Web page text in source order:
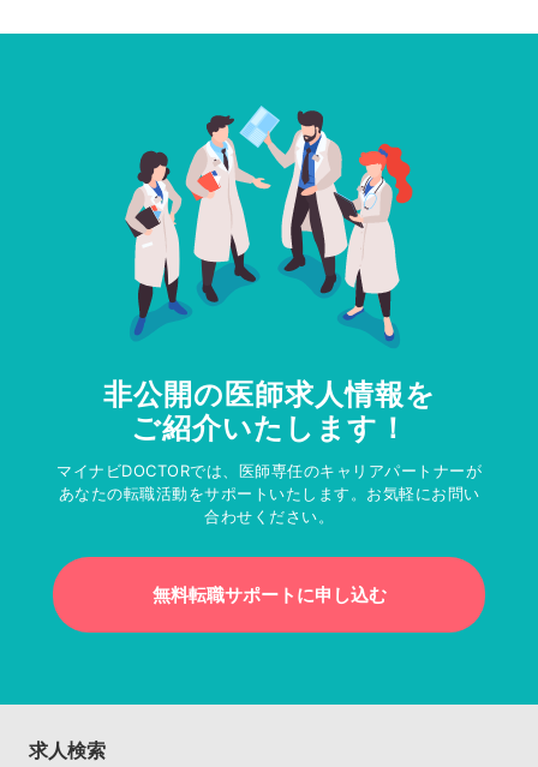
非公開の医師求人情報を
ご紹介いたします！
マイナビDOCTORでは、医師専任のキャリアパートナーが
あなたの転職活動をサポートいたします。お気軽にお問い
合わせください。
無料転職サポートに申し込む
求人検索